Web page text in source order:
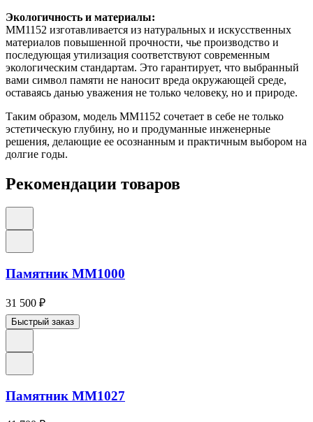
Экологичность и материалы:
ММ1152 изготавливается из натуральных и искусственных
материалов повышенной прочности, чье производство и
последующая утилизация соответствуют современным
экологическим стандартам. Это гарантирует, что выбранный
вами символ памяти не наносит вреда окружающей среде,
оставаясь данью уважения не только человеку, но и природе.
Таким образом, модель ММ1152 сочетает в себе не только
эстетическую глубину, но и продуманные инженерные
решения, делающие ее осознанным и практичным выбором на
долгие годы.
Рекомендации товаров
Памятник ММ1000
31 500 ₽
Быстрый заказ
Памятник ММ1027